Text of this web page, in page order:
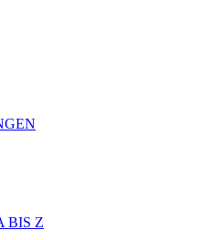
BIS Z